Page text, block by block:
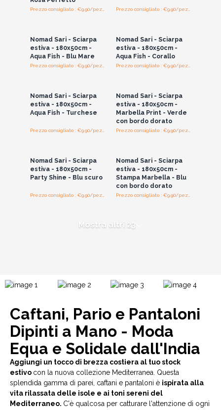
Prezzo consigliato : €9.90/pezzo Prezzo consigliato : €9.90/pezzo
Nomad Sari - Sciarpa
estiva - 180x50cm -
Aqua Fish - Blu Mare
Prezzo consigliato : €9.90/pezzo
Nomad Sari - Sciarpa
estiva - 180x50cm -
Aqua Fish - Corallo
Prezzo consigliato : €9.90/pezzo
Nomad Sari - Sciarpa
estiva - 180x50cm -
Aqua Fish - Turchese
Prezzo consigliato : €9.90/pezzo
Nomad Sari - Sciarpa
estiva - 180x50cm -
Marbella Print - Verde
con bordo dorato
Prezzo consigliato : €9.90/pezzo
Nomad Sari - Sciarpa
estiva - 180x50cm -
Party Shine - Blu scuro
Prezzo consigliato : €9.90/pezzo
Nomad Sari - Sciarpa
estiva - 180x50cm -
Stampa Marbella - Blu
con bordo dorato
Prezzo consigliato : €9.90/pezzo
Mostra altri 23
Caftani, Pario e Pantaloni
Dipinti a Mano - Moda
Equa e Solidale dall'India
Aggiungi un tocco di brezza costiera al tuo stock
estivo con la nuova collezione Mediterranea. Questa
splendida gamma di parei, caftani e pantaloni è ispirata alla
vita rilassata delle isole e ai toni sereni del
Mediterraneo. C'è qualcosa per catturare l'attenzione di ogni